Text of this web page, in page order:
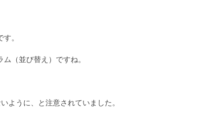
。
（並び替え）ですね。
ように、と注意されていました。